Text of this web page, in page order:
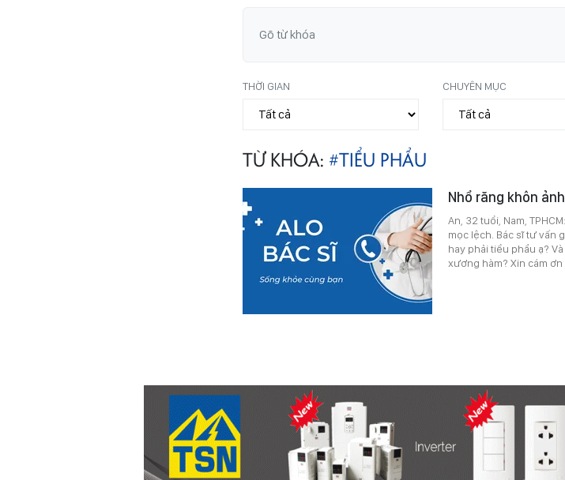
THỜI GIAN CHUYÊN MỤC
TỪ KHÓA: #TIỂU PHẨU
Nhổ răng khôn
An, 32 tuổi, Nam,
mọc lệch. Bác sĩ tư vấn
hay phải tiểu phẩu ạ?
xương hàm? Xin cám ơn